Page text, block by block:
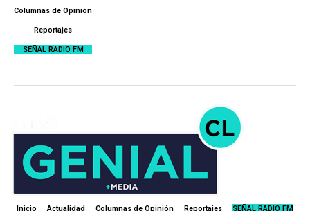
Columnas de Opinión
Reportajes
SEÑAL RADIO FM
Inicio Actualidad Columnas de Opinión Reportajes SEÑAL RADIO FM